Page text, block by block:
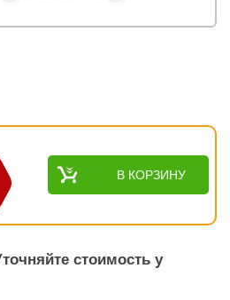
В КОРЗИНУ
стоимость у